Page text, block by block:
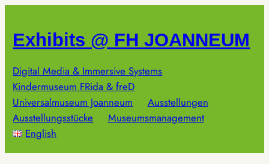
springen
Exhibits @ FH JOANNEUM
Digital Media & Immersive Systems
Kindermuseum FRida & freD
Universalmuseum Joanneum
Ausstellungen
Ausstellungsstücke
Museumsmanagement
English